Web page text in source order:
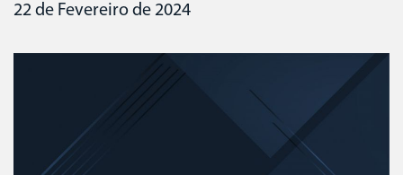
22 de Fevereiro de 2024